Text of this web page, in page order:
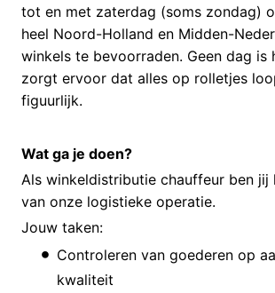
tot en met zaterdag (soms zondag)
heel Noord-Holland en Midden-
winkels te bevoorraden. Geen dag is
zorgt ervoor dat alles op rolletjes
figuurlijk.
Wat ga je doen?
Als winkeldistributie chauffeur ben jij
van onze logistieke operatie.
Jouw taken:
Controleren van goederen op
kwaliteit